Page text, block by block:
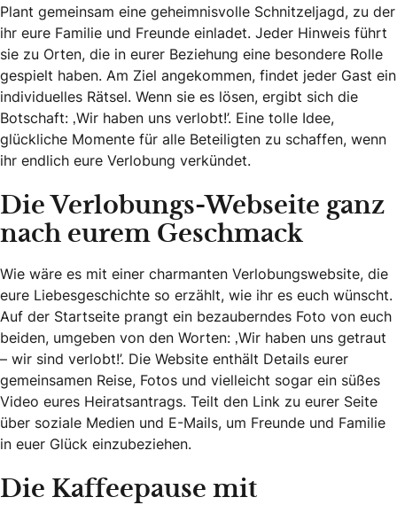
Plant gemeinsam eine geheimnisvolle Schnitzeljagd, zu der
ihr eure Familie und Freunde einladet. Jeder Hinweis führt
sie zu Orten, die in eurer Beziehung eine besondere Rolle
gespielt haben. Am Ziel angekommen, findet jeder Gast ein
individuelles Rätsel. Wenn sie es lösen, ergibt sich die
Botschaft: ‚Wir haben uns verlobt!’. Eine tolle Idee,
glückliche Momente für alle Beteiligten zu schaffen, wenn
ihr endlich eure Verlobung verkündet.
Die Verlobungs-Webseite ganz
nach eurem Geschmack
Wie wäre es mit einer charmanten Verlobungswebsite, die
eure Liebesgeschichte so erzählt, wie ihr es euch wünscht.
Auf der Startseite prangt ein bezauberndes Foto von euch
beiden, umgeben von den Worten: ‚Wir haben uns getraut
– wir sind verlobt!’. Die Website enthält Details eurer
gemeinsamen Reise, Fotos und vielleicht sogar ein süßes
Video eures Heiratsantrags. Teilt den Link zu eurer Seite
über soziale Medien und E-Mails, um Freunde und Familie
in euer Glück einzubeziehen.
Die Kaffeepause mit